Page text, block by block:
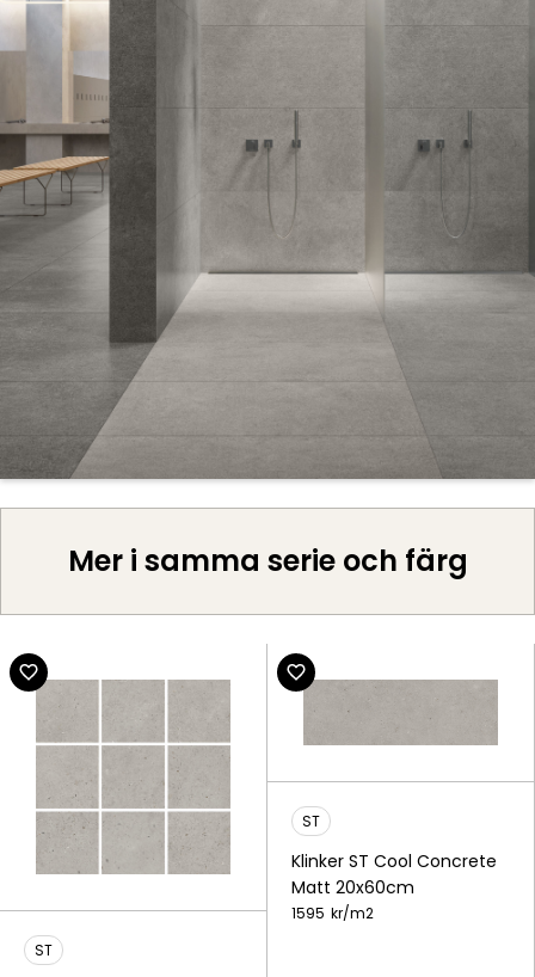
Mer i samma serie och färg
ST
ST
Klinker ST Cool Concrete
Matt 20x60cm
1595 kr/m2